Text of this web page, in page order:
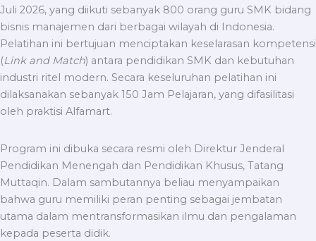
Juli 2026, yang diikuti sebanyak 800 orang guru SMK bidang
bisnis manajemen dari berbagai wilayah di Indonesia.
Pelatihan ini bertujuan menciptakan keselarasan kompetensi
(Link and Match) antara pendidikan SMK dan kebutuhan
industri ritel modern. Secara keseluruhan pelatihan ini
dilaksanakan sebanyak 150 Jam Pelajaran, yang difasilitasi
oleh praktisi Alfamart.
Program ini dibuka secara resmi oleh Direktur Jenderal
Pendidikan Menengah dan Pendidikan Khusus, Tatang
Muttaqin. Dalam sambutannya beliau menyampaikan
bahwa guru memiliki peran penting sebagai jembatan
utama dalam mentransformasikan ilmu dan pengalaman
kepada peserta didik.